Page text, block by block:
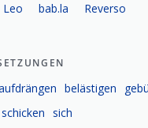
Leo bab.la Reverso
belästigen
schicken sich